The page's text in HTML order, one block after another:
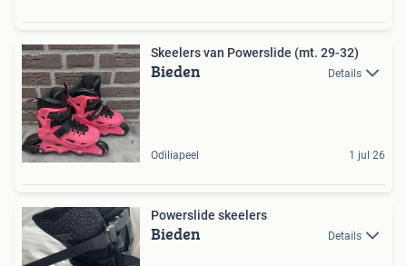
Skeelers van Powerslide (mt. 29-32)
Bieden Details
Odiliapeel 1 jul 26
Powerslide skeelers
Bieden Details